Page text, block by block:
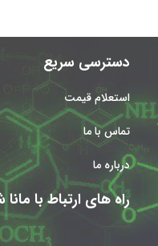
دسترسی سریع
استعلام قیمت
تماس با ما
درباره ما
راه های ارتباط با